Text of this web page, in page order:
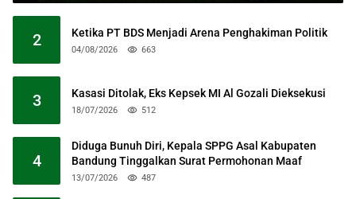
2 Ketika PT BDS Menjadi Arena Penghakiman Politik
04/08/2026 663
3 Kasasi Ditolak, Eks Kepsek MI Al Gozali Dieksekusi
18/07/2026 512
4
Diduga Bunuh Diri, Kepala SPPG Asal Kabupaten
Bandung Tinggalkan Surat Permohonan Maaf
13/07/2026 487